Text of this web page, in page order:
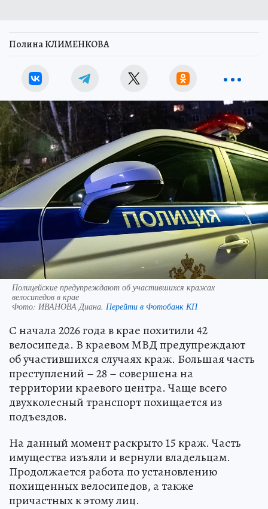
Полина КЛИМЕНКОВА
Полицейские предупреждают об участившихся кражах
велосипедов в крае
Фото: ИВАНОВА Диана. Перейти в Фотобанк КП
С начала 2026 года в крае похитили 42
велосипеда. В краевом МВД предупреждают
об участившихся случаях краж. Большая часть
преступлений – 28 – совершена на
территории краевого центра. Чаще всего
двухколесный транспорт похищается из
подъездов.
На данный момент раскрыто 15 краж. Часть
имущества изъяли и вернули владельцам.
Продолжается работа по установлению
похищенных велосипедов, а также
причастных к этому лиц.